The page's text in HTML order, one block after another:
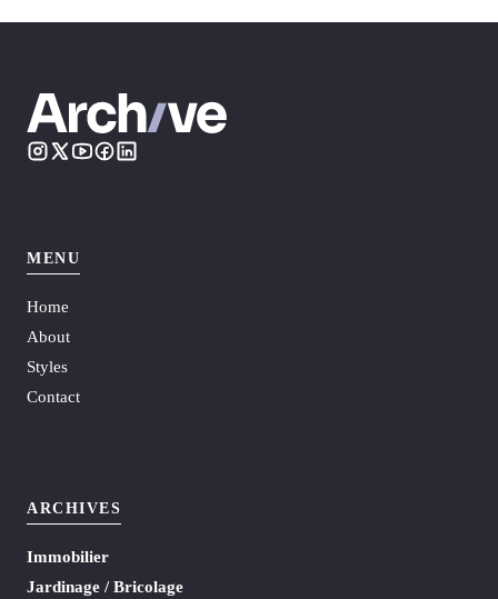
MENU
Home
About
Styles
Contact
ARCHIVES
Immobilier
Jardinage / Bricolage